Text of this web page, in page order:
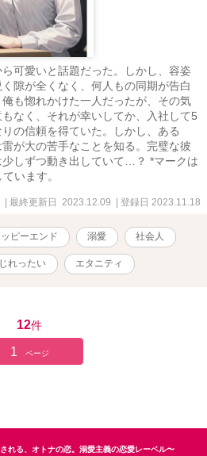
可愛いと話題だった。しかし、容姿
隙が全くなく、何人もの同期が告白
も惚れかけた一人だったが、その気
なく、それが幸いしてか、入社して5
の信頼を得ていた。しかし、ある
が大の苦手なことを知る。完璧な彼
しずつ動き出していて…？ *マークは
います。
| 最終更新日 2023.12.09 | 登録日 2023.11.18
ピーエンド 溺愛 社会人
じれったい エタニティ
12件
1 ページ
れる、オトナの恋。溺愛主義の恋愛レーベル〜